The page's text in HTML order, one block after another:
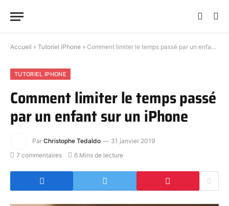
Accueil » Tutoriel iPhone » Comment limiter le temps passé par un enfant sur un iPhone
TUTORIEL IPHONE
Comment limiter le temps passé
par un enfant sur un iPhone
Par Christophe Tedaldo
31 janvier 2019
7 commentaires
6 Mins de lecture